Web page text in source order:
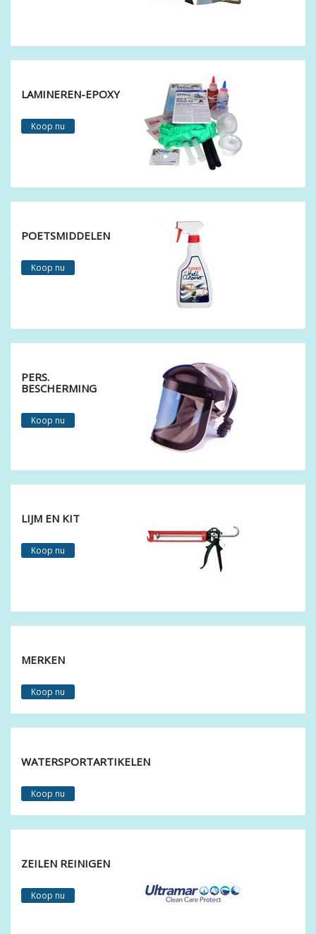
LAMINEREN-EPOXY
Koop nu
POETSMIDDELEN
Koop nu
PERS.
BESCHERMING
Koop nu
LIJM EN KIT
Koop nu
MERKEN
Koop nu
WATERSPORTARTIKELEN
Koop nu
ZEILEN REINIGEN
Koop nu